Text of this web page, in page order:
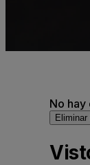
No
Eliminar